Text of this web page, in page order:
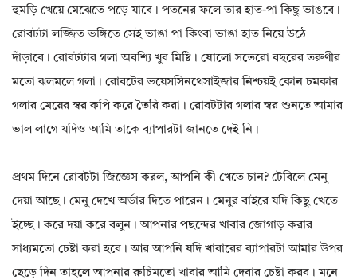
হুমড়ি খেয়ে মেঝেতে পড়ে যাবে। পতনের ফলে তার হাত-পা কিছু ভাঙবে।
রোবটটা লজ্জিত ভঙ্গিতে সেই ভাঙা পা কিংবা ভাঙা হাত নিয়ে উঠে
দাঁড়াবে। রোবটটার গলা অবশ্যি খুব মিষ্টি। ষোলো সতেরো বছরের তরুণীর
মতো ঝলমলে গলা। রোবটের ভয়েসসিনথেসাইজার নিশ্চয়ই কোন চমকার
গলার মেয়ের স্বর কপি করে তৈরি করা। রোবটটার গলার স্বর শুনতে আমার
ভাল লাগে যদিও আমি তাকে ব্যাপারটা জানতে দেই নি।
প্রথম দিনে রোবটটা জিজ্ঞেস করল, আপনি কী খেতে চান? টেবিলে মেনু
দেয়া আছে। মেনু দেখে অর্ডার দিতে পারেন। মেনুর বাইরে যদি কিছু খেতে
ইচ্ছে। করে দয়া করে বলুন। আপনার পছন্দের খাবার জোগাড় করার
সাধ্যমতো চেষ্টা করা হবে। আর আপনি যদি খাবারের ব্যাপারটা আমার উপর
ছেড়ে দিন তাহলে আপনার রুচিমতো খাবার আমি দেবার চেষ্টা করব। মনে